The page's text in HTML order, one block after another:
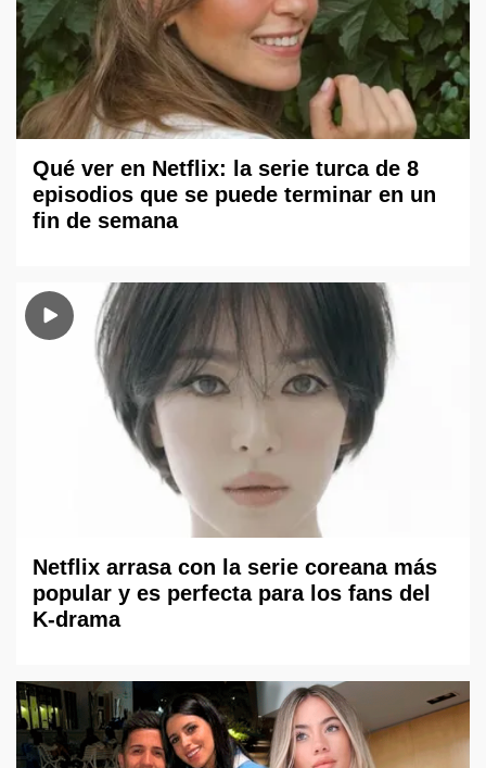
Qué ver en Netflix: la serie turca de 8
episodios que se puede terminar en un
fin de semana
Netflix arrasa con la serie coreana más
popular y es perfecta para los fans del
K-drama